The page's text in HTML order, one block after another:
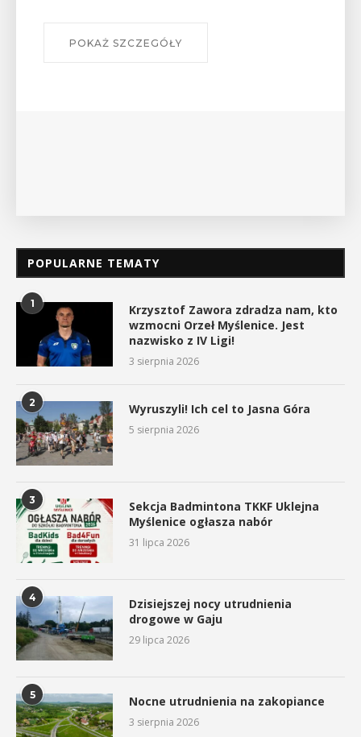
W środę 12 sierpnia o godz. 17 w Miejskiej
POPULARNE TEMATY
1
Krzysztof Zawora zdradza nam, kto
wzmocni Orzeł Myślenice. Jest
nazwisko z IV Ligi!
3 sierpnia 2026
2 Wyruszyli! Ich cel to Jasna Góra
5 sierpnia 2026
3
Sekcja Badmintona TKKF Uklejna
Myślenice ogłasza nabór
31 lipca 2026
4
Dzisiejszej nocy utrudnienia
drogowe w Gaju
29 lipca 2026
5 Nocne utrudnienia na zakopiance
3 sierpnia 2026